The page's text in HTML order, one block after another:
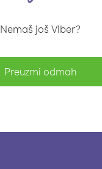
Nemaš još Viber?
Preuzmi odmah